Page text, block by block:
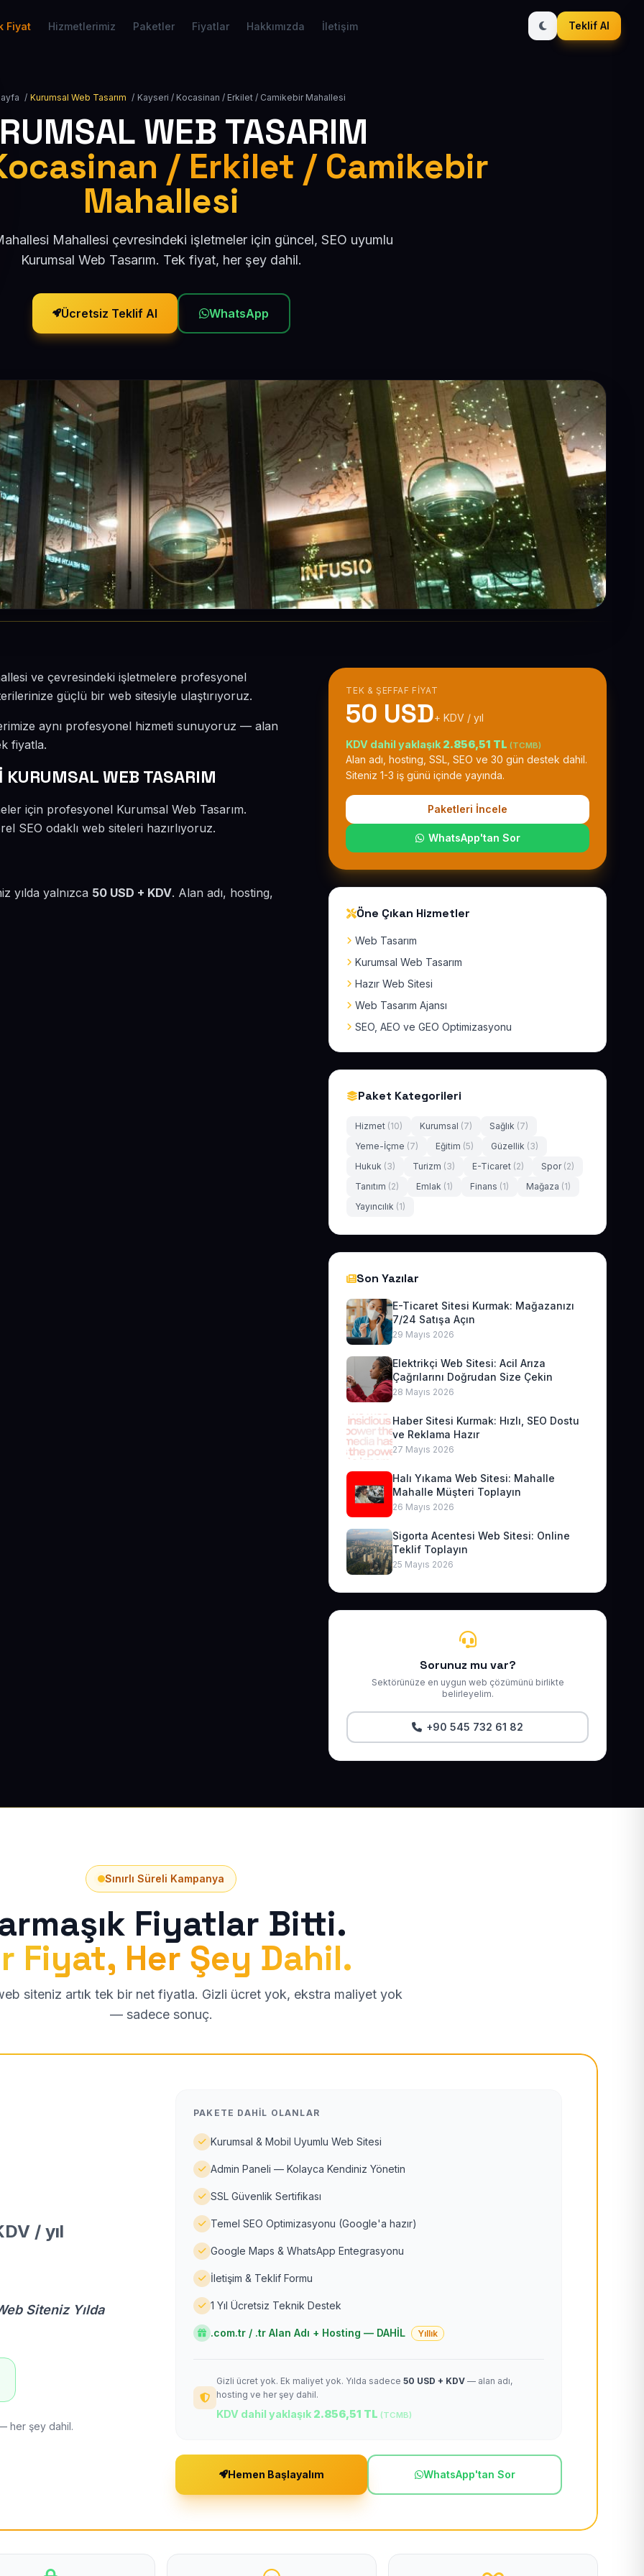
Fiyat Hizmetlerimiz Paketler Fiyatlar Hakkımızda İletişim Teklif Al
/ Kurumsal Web Tasarım / Kayseri / Kocasinan / Erkilet / Camikebir Mahallesi
WEB TASARIM
/ Erkilet / Camikebir
Mahallesi
Mahallesi çevresindeki işletmeler için güncel, SEO uyumlu
Kurumsal Web Tasarım. Tek fiyat, her şey dahil.
Ücretsiz Teklif Al WhatsApp
ve çevresindeki işletmelere profesyonel
güçlü bir web sitesiyle ulaştırıyoruz.
aynı profesyonel hizmeti sunuyoruz — alan
fiyatla.
WEB TASARIM
için profesyonel Kurumsal Web Tasarım.
SEO odaklı web siteleri hazırlıyoruz.
yılda yalnızca 50 USD + KDV. Alan adı, hosting,
TEK & ŞEFFAF FIYAT
50 USD+ KDV / yıl
KDV dahil yaklaşık 2.856,51 TL (TCMB)
Alan adı, hosting, SSL, SEO ve 30 gün destek dahil.
Siteniz 1-3 iş günü içinde yayında.
Paketleri İncele
WhatsApp'tan Sor
Öne Çıkan Hizmetler
Web Tasarım
Kurumsal Web Tasarım
Hazır Web Sitesi
Web Tasarım Ajansı
SEO, AEO ve GEO Optimizasyonu
Paket Kategorileri
Hizmet (10) Kurumsal (7) Sağlık (7)
Yeme-İçme (7) Eğitim (5) Güzellik (3)
Hukuk (3) Turizm (3) E-Ticaret (2) Spor (2)
Tanıtım (2) Emlak (1) Finans (1) Mağaza (1)
Yayıncılık (1)
Son Yazılar
E-Ticaret Sitesi Kurmak: Mağazanızı
7/24 Satışa Açın
29 Mayıs 2026
Elektrikçi Web Sitesi: Acil Arıza
Çağrılarını Doğrudan Size Çekin
28 Mayıs 2026
Haber Sitesi Kurmak: Hızlı, SEO Dostu
ve Reklama Hazır
27 Mayıs 2026
Halı Yıkama Web Sitesi: Mahalle
Mahalle Müşteri Toplayın
26 Mayıs 2026
Sigorta Acentesi Web Sitesi: Online
Teklif Toplayın
25 Mayıs 2026
Sorunuz mu var?
Sektörünüze en uygun web çözümünü birlikte
belirleyelim.
+90 545 732 61 82
Sınırlı Süreli Kampanya
Fiyatlar Bitti.
Fiyat, Her Şey Dahil.
siteniz artık tek bir net fiyatla. Gizli ücret yok, ekstra maliyet yok
— sadece sonuç.
/ yıl
Siteniz Yılda
her şey dahil.
PAKETE DAHIL OLANLAR
Kurumsal & Mobil Uyumlu Web Sitesi
Admin Paneli — Kolayca Kendiniz Yönetin
SSL Güvenlik Sertifikası
Temel SEO Optimizasyonu (Google'a hazır)
Google Maps & WhatsApp Entegrasyonu
İletişim & Teklif Formu
1 Yıl Ücretsiz Teknik Destek
.com.tr / .tr Alan Adı + Hosting — DAHİL Yıllık
Gizli ücret yok. Ek maliyet yok. Yılda sadece 50 USD + KDV — alan adı,
hosting ve her şey dahil.
KDV dahil yaklaşık 2.856,51 TL (TCMB)
Hemen Başlayalım WhatsApp'tan Sor